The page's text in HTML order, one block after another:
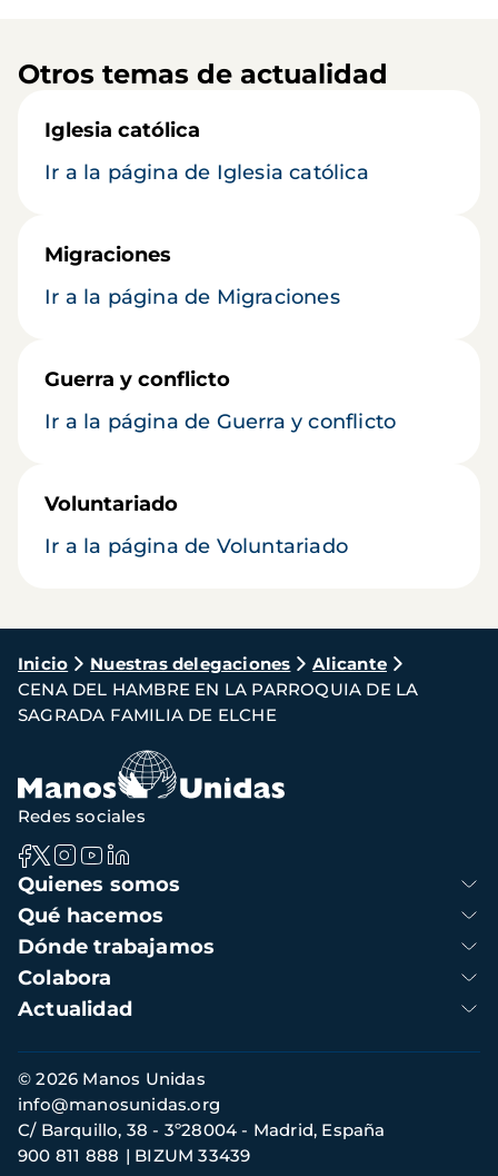
Otros temas de actualidad
Iglesia católica
Ir a la página de Iglesia católica
Migraciones
Ir a la página de Migraciones
Guerra y conflicto
Ir a la página de Guerra y conflicto
Voluntariado
Ir a la página de Voluntariado
Ruta
de
navegación
Inicio Nuestras delegaciones
Alicante
CENA DEL HAMBRE EN LA PARROQUIA DE LA
SAGRADA FAMILIA DE ELCHE
Navegación
principal
Quienes somos
Qué hacemos
Dónde trabajamos
Colabora
Actualidad
Redes sociales
Información
de
contacto
© 2026 Manos Unidas
C/ Barquillo, 38 - 3º28004 - Madrid, España
900 811 888
BIZUM 33439
info@manosunidas.org